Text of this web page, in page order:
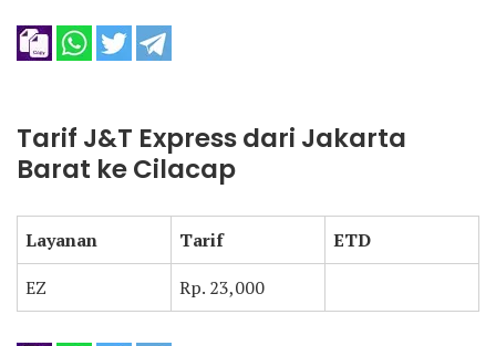
Tarif J&T Express dari Jakarta
Barat ke Cilacap
Layanan Tarif
ETD
EZ
Rp. 23,000